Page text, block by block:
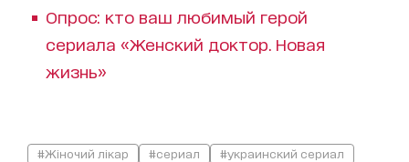
Опрос: кто ваш любимый герой
сериала «Женский доктор. Новая
жизнь»
#Жіночий лікар #сериал #украинский сериал